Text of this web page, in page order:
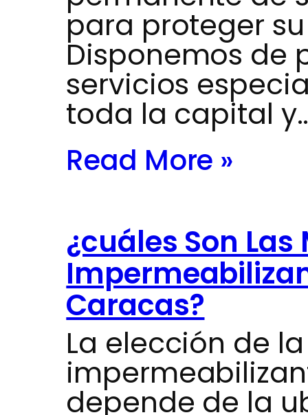
para proteger
Disponemos de
servicios
toda la capital
Read More »
¿cuáles Son
Caracas?
La elección de
depende de la